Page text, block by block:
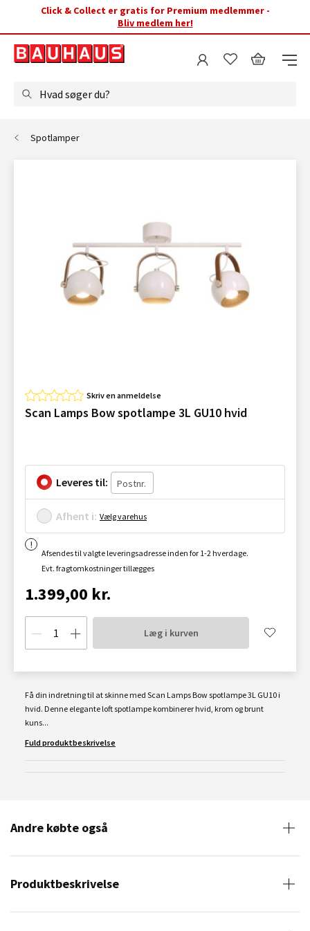
Click & Collect er gratis for Premium medlemmer -
Bliv medlem her!
Hvad søger du?
Spotlamper
Skriv en anmeldelse
Scan Lamps Bow spotlampe 3L GU10 hvid
Leveres til:
Afhent i: Vælg varehus
Afsendes til valgte leveringsadresse inden for 1-2 hverdage.
Evt. fragtomkostninger tillægges
1.399,00 kr.
Læg i kurven
Få din indretning til at skinne med Scan Lamps Bow spotlampe 3L GU10 i
hvid. Denne elegante loft spotlampe kombinerer hvid, krom og brunt
kuns...
Fuld produktbeskrivelse
Andre købte også
Produktbeskrivelse